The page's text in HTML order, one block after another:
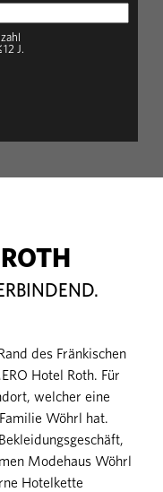
J.
des Fränkischen
Hotel Roth. Für
welcher eine
Wöhrl hat.
Modehaus Wöhrl
Hotelkette